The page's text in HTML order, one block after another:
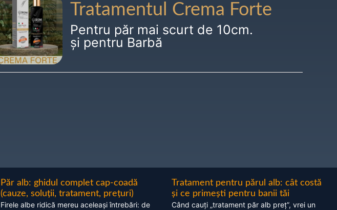
Tratamentul Crema Forte
Pentru păr mai scurt de 10cm.
și pentru Barbă
Păr alb: ghidul complet cap-coadă
(cauze, soluții, tratament, prețuri)
Firele albe ridică mereu aceleași întrebări: de
Tratament pentru părul alb: cât costă
și ce primești pentru banii tăi
Când cauți „tratament păr alb preț”, vrei un